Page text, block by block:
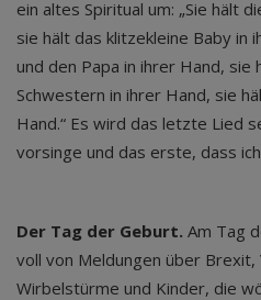
ein altes Spiritual um: „Sie hält
sie hält das klitzekleine Baby in
und den Papa in ihrer Hand, sie
Schwestern in ihrer Hand, sie
Hand.“ Es wird das letzte Lied
vorsinge und das erste, dass
Der Tag der Geburt. Am Tag
voll von Meldungen über Brexit,
Wirbelstürme und Kinder, die